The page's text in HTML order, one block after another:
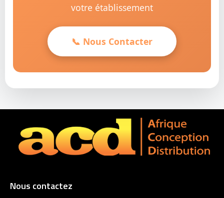
votre établissement
📞 Nous Contacter
Nous contactez